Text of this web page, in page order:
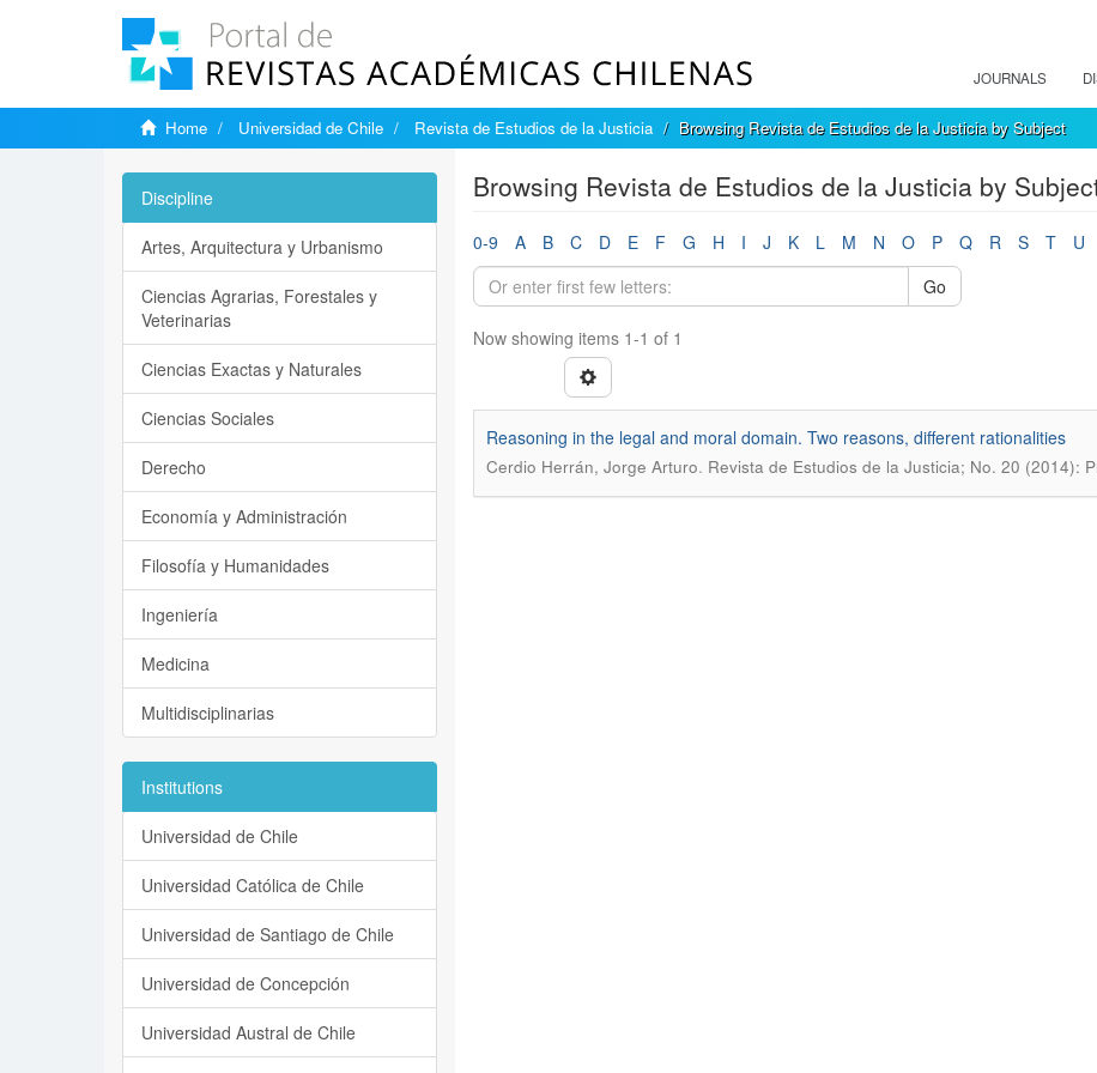
JOURNALS
Home Universidad de Chile Revista de Estudios de la Justicia Browsing Revista de Estudios de la Justicia by Subject
Browsing Revista de Estudios de la Justicia by
0-9 A B C D E F G H I J K L M N O P Q R S T U
Go
Now showing items 1-1 of 1
Reasoning in the legal and moral domain. Two reasons, different rationalities
Cerdio Herrán, Jorge Arturo. Revista de Estudios de la Justicia; No. 20 (2014):
Discipline
Artes, Arquitectura y Urbanismo
Ciencias Agrarias, Forestales y
Veterinarias
Ciencias Exactas y Naturales
Ciencias Sociales
Derecho
Economía y Administración
Filosofía y Humanidades
Ingeniería
Medicina
Multidisciplinarias
Institutions
Universidad de Chile
Universidad Católica de Chile
Universidad de Santiago de Chile
Universidad de Concepción
Universidad Austral de Chile